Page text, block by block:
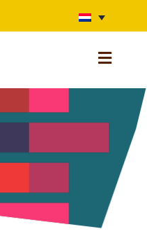
Toggle